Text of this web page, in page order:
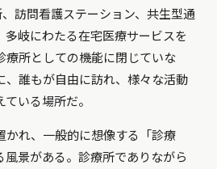
訪問看護ステーション、共生型通
多岐にわたる在宅医療サービスを
療所としての機能に閉じていな
、誰もが自由に訪れ、様々な活動
いる場所だ。
かれ、一般的に想像する「診療
風景がある。診療所でありながら